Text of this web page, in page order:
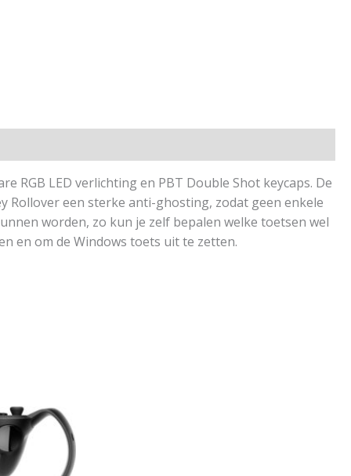
RGB LED verlichting en PBT Double Shot keycaps. De
Rollover een sterke anti-ghosting, zodat geen enkele
worden, zo kun je zelf bepalen welke toetsen wel
en om de Windows toets uit te zetten.